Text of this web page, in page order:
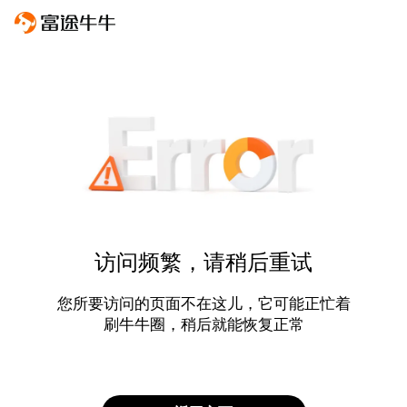
访问频繁，请稍后重试
您所要访问的页面不在这儿，它可能正忙着
刷牛牛圈，稍后就能恢复正常